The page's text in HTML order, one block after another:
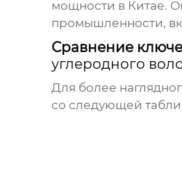
мощности в Китае.
промышленности,
Сравнение
углеродного
Для более
со следующей